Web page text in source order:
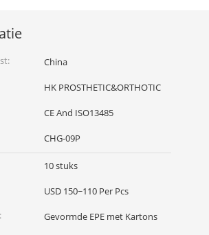
China
HK PROSTHETIC&ORTHOTIC
CE And ISO13485
CHG-09P
10 stuks
USD 150~110 Per Pcs
Gevormde EPE met Kartons